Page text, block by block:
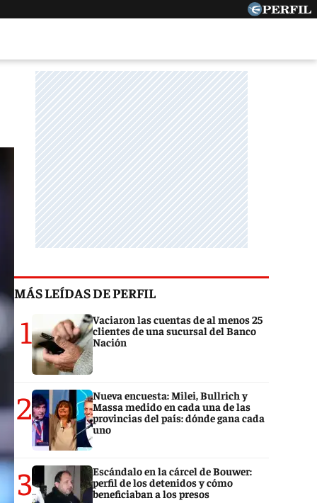
MÁS LEÍDAS DE PERFIL
1
Vaciaron las cuentas de al menos 25
clientes de una sucursal del Banco
Nación
2
Nueva encuesta: Milei, Bullrich y
Massa medido en cada una de las
provincias del país: dónde gana cada
uno
3
Escándalo en la cárcel de Bouwer:
perfil de los detenidos y cómo
beneficiaban a los presos